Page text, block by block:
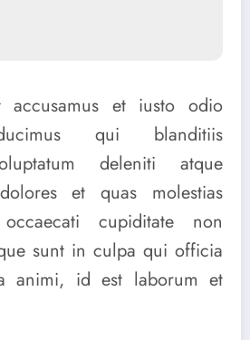
et iusto odio
qui blanditiis
deleniti atque
et quas molestias
cupiditate non
sunt in culpa qui officia
animi, id est laborum et